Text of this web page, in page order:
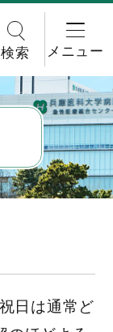
検索 メニュー
日は通常ど